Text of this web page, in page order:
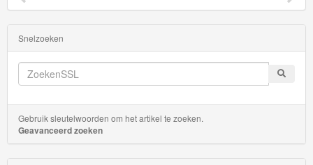
Startsets
Snelzoeken
Gebruik sleutelwoorden om het artikel te zoeken.
Geavanceerd zoeken